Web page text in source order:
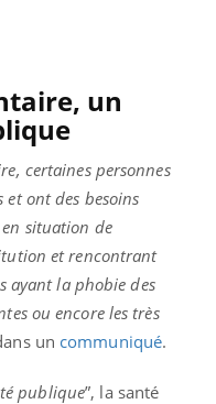
un
certaines personnes
ont des besoins
situation de
et rencontrant
ayant la phobie des
ou encore les très
un communiqué.
publique”, la santé